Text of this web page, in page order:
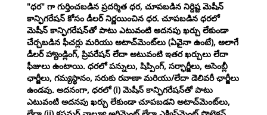
"ధర" గా గుర్తించబడిన ప్రదర్శిత ధర, చూపబడిన నిర్దిష్ట మెషీన్
కాన్ఫిగరేషన్ కోసం డీలర్ నిర్ణయించిన ధర. చూపబడిన ధరలో
మెషీన్ కాన్ఫిగరేషన్‌తో పాటు ఎటువంటి అదనపు ఖర్చు లేకుండా
చేర్చబడిన ఫీచర్లు మరియు అటాచ్‌మెంట్‌లు (ఏవైనా ఉంటే), అలాగే
డీలర్ హ్యాండ్లింగ్, ప్రిపరేషన్ లేదా అటువంటి ఇతర ఖర్చులు లేదా
ఫీజులు ఉంటాయి. ధరలో పన్నులు, షిప్పింగ్, సర్ఛార్జీలు, అసెంబ్లీ
ఛార్జీలు, గమ్యస్థానం, సరుకు రవాణా మరియు/లేదా డెలివరీ ఛార్జీలు
ఉండవు. అదనంగా, ధరలో (i) మెషీన్ కాన్ఫిగరేషన్‌తో పాటు
ఎటువంటి అదనపు ఖర్చు లేకుండా చూపబడని అటాచ్‌మెంట్‌లు,